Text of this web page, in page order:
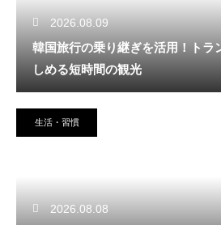
2026.08.09
韓国旅行の乗り継ぎを活用！トラ
しめる短時間の観光
生活・習慣
2026.08.08